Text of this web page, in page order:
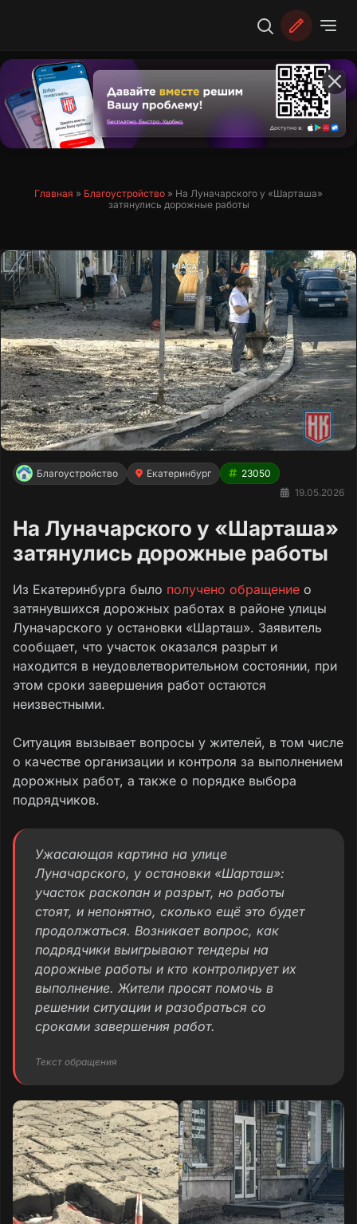
Главная » Благоустройство » На Луначарского у «Шарташа»
затянулись дорожные работы
Благоустройство Екатеринбург
23050
19.05.2026
На Луначарского у «Шарташа»
затянулись дорожные работы
Из Екатеринбурга было получено обращение о
затянувшихся дорожных работах в районе улицы
Луначарского у остановки «Шарташ». Заявитель
сообщает, что участок оказался разрыт и
находится в неудовлетворительном состоянии, при
этом сроки завершения работ остаются
неизвестными.
Ситуация вызывает вопросы у жителей, в том числе
о качестве организации и контроля за выполнением
дорожных работ, а также о порядке выбора
подрядчиков.
Ужасающая картина на улице
Луначарского, у остановки «Шарташ»:
участок раскопан и разрыт, но работы
стоят, и непонятно, сколько ещё это будет
продолжаться. Возникает вопрос, как
подрядчики выигрывают тендеры на
дорожные работы и кто контролирует их
выполнение. Жители просят помочь в
решении ситуации и разобраться со
сроками завершения работ.
Текст обращения